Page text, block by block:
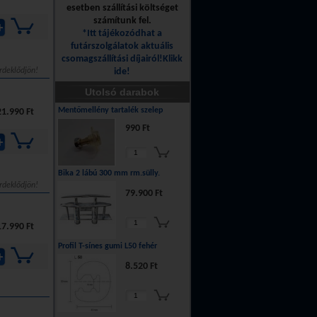
Ft
Ft
esetben szállítási költséget
számítunk fel.
*Itt tájékozódhat a
futárszolgálatok aktuális
csomagszállítási díjairól!Klikk
ide!
Utolsó darabok
Mentőmellény tartalék szelep
990 Ft
Bika 2 lábú 300 mm rm.sülly.
79.900 Ft
Profil T-sínes gumi L50 fehér
8.520 Ft